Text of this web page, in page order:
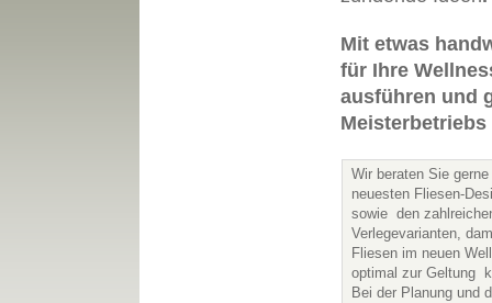
Mit etwas
für Ihre
ausführen und
Meisterbetriebs
Wir beraten Sie
neuesten Fliesen-
sowie den
Verlegevarianten,
Fliesen im neuen
optimal zur Geltung
Bei der Planung und